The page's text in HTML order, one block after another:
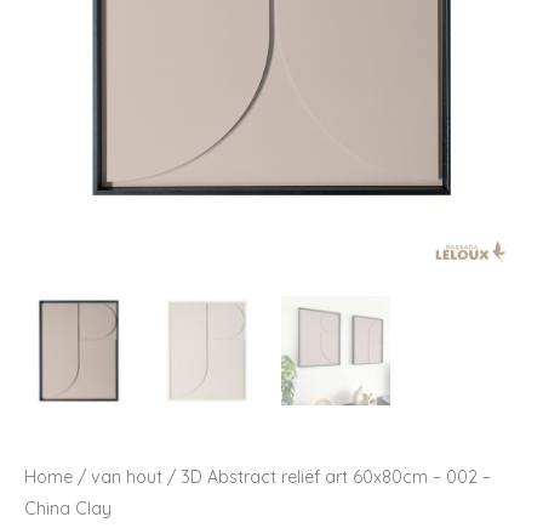
Home / van hout / 3D Abstract reliëf art 60x80cm – 002 –
China Clay